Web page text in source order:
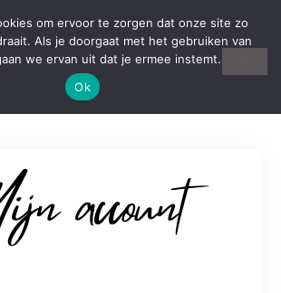
account
om ervoor te zorgen dat onze site zo
Als je doorgaat met het gebruiken van
we ervan uit dat je ermee instemt.
Ok